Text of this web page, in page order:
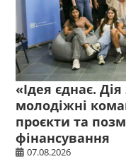
«Ідея єднає.
молодіжні
проєкти та
фінансування
07.08.2026